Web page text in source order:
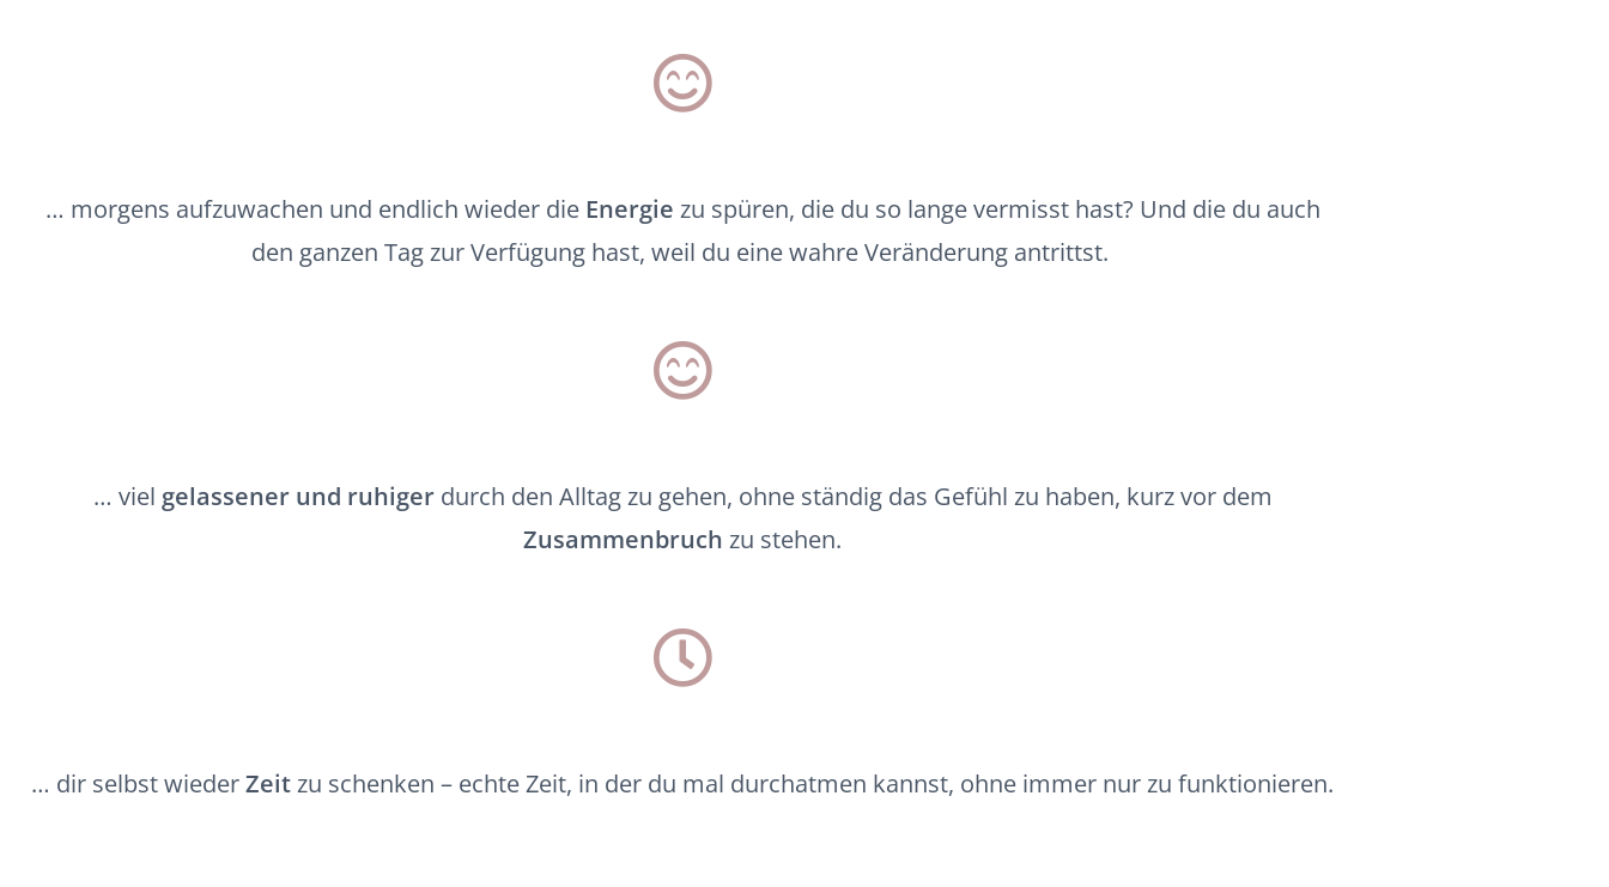
… morgens aufzuwachen und endlich wieder die Energie zu spüren, die du so lange vermisst hast? Und die du auch
den ganzen Tag zur Verfügung hast, weil du eine wahre Veränderung antrittst.
… viel gelassener und ruhigerdurch den Alltag zu gehen, ohne ständig das Gefühl zu haben, kurz vor dem
Zusammenbruch zu stehen.
… dir selbst wiederZeitzu schenken – echte Zeit, in der du mal durchatmen kannst, ohne immer nur zu funktionieren.